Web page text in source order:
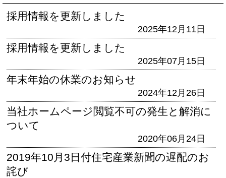
採用情報を更新しました
2025年12月11日
採用情報を更新しました
2025年07月15日
年末年始の休業のお知らせ
2024年12月26日
当社ホームページ閲覧不可の発生と解消に
ついて
2020年06月24日
2019年10月3日付住宅産業新聞の遅配のお
詫び